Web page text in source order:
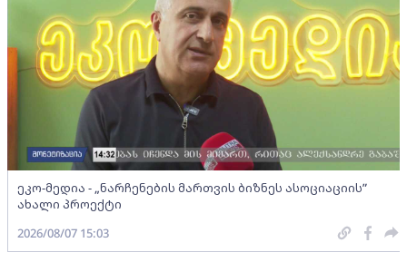
ეკო-მედია - „ნარჩენების მართვის ბიზნეს ასოციაციის”
ახალი პროექტი
2026/08/07 15:03